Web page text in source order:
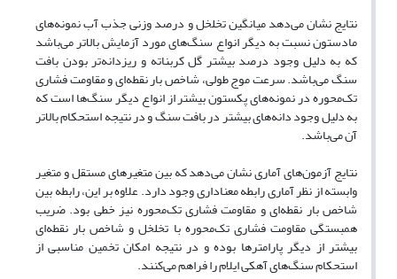
نتایج نشان می‌دهد میانگین تخلخل و درصد وزنی جذب آب نمونه‌های
مادستون نسبت به دیگر انواع سنگ‌های مورد آزمایش بالاتر می‌باشد
که به دلیل وجود درصد بیشتر گل کربناته و ریزدانه‌تر بودن بافت
سنگ می‌باشد. سرعت موج طولی، شاخص بار نقطه‌ای و مقاومت فشاری
تک‌محوره در نمونه‌های پکستون بیشتر از انواع دیگر سنگ‌ها است که
به دلیل وجود دانه‌های بیشتر در بافت سنگ و در نتیجه استحکام بالاتر
آن می‌باشد.
نتایج آزمون‌های آماری نشان می‌دهد که بین متغیرهای مستقل و متغیر
وابسته از نظر آماری رابطه معناداری وجود دارد. علاوه بر این، رابطه بین
شاخص بار نقطه‌ای و مقاومت فشاری تک‌محوره نیز خطی بود. ضریب
همبستگی مقاومت فشاری تک‌محوره با تخلخل و شاخص بار نقطه‌ای
بیشتر از دیگر پارامترها بوده و در نتیجه امکان تخمین مناسبی از
استحکام سنگ‌های آهکی ایلام را فراهم می‌کنند.